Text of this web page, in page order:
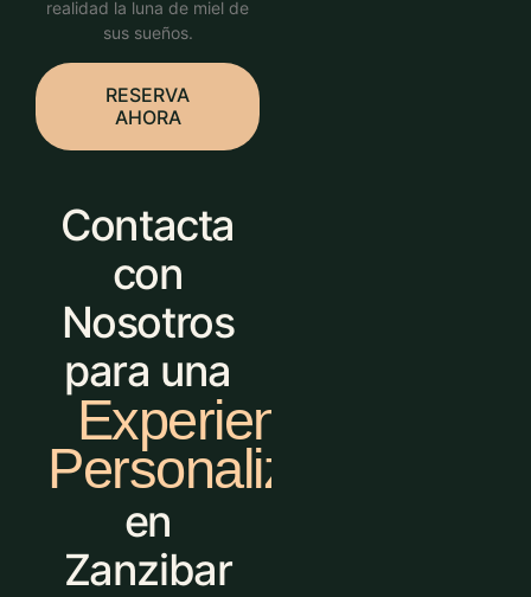
realidad la luna de miel de
sus sueños.
RESERVA
AHORA
Contacta
con
Nosotros
para una
Experiencia
Personalizada
en
Zanzibar